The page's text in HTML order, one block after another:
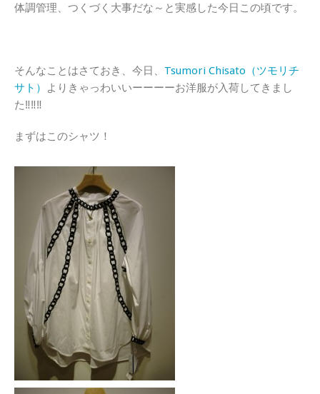
体調管理、つくづく大事だな～と実感した今日この頃です。
そんなことはさておき、今日、 Tsumori Chisato（ツモリチ
サト）
よりきゃっわいいーーーーお洋服が入荷してきまし
た‼‼‼
まずはこのシャツ！